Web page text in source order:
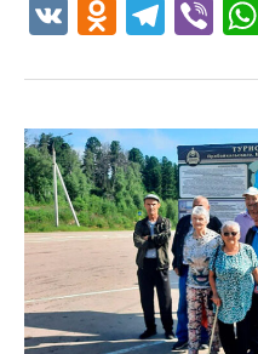
V O
n
o
kl
as
s
ni
ki
T
e
gr
a
m
Vi
er
Экскурсии
по
Бурятии
для
пожилых
жителей